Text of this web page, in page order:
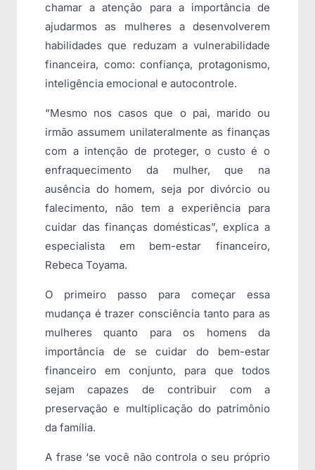
chamar a atenção para a importância de
ajudarmos as mulheres a desenvolverem
habilidades que reduzam a vulnerabilidade
financeira, como: confiança, protagonismo,
inteligência emocional e autocontrole.
“Mesmo nos casos que o pai, marido ou
irmão assumem unilateralmente as finanças
com a intenção de proteger, o custo é o
enfraquecimento da mulher, que na
ausência do homem, seja por divórcio ou
falecimento, não tem a experiência para
cuidar das finanças domésticas”, explica a
especialista em bem-estar financeiro,
Rebeca Toyama.
O primeiro passo para começar essa
mudança é trazer consciência tanto para as
mulheres quanto para os homens da
importância de se cuidar do bem-estar
financeiro em conjunto, para que todos
sejam capazes de contribuir com a
preservação e multiplicação do patrimônio
da família.
A frase ‘se você não controla o seu próprio